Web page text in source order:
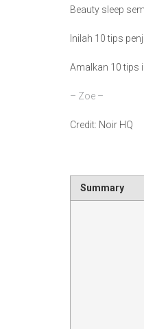
Beauty sleep
Inilah 10 tips
Amalkan 10 tips
– Zoe –
Credit: Noir HQ
Summary